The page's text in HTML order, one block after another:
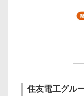
住友電工グル